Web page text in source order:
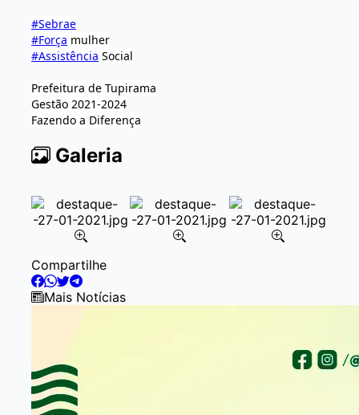
#Sebrae
#Força mulher
#Assistência Social
Prefeitura de Tupirama
Gestão 2021-2024
Fazendo a Diferença
Galeria
Item
2
of
Compartilhe
Mais Notícias